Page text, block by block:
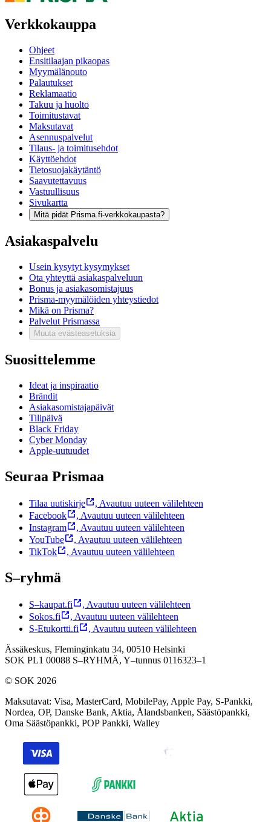
Verkkokauppa
Ohjeet
Ensitilaajan pikaopas
Myymälänouto
Palautukset
Reklamaatio
Takuu ja huolto
Toimitustavat
Maksutavat
Asennuspalvelut
Tilaus- ja toimitusehdot
Käyttöehdot
Tietosuojakäytäntö
Saavutettavuus
Vastuullisuus
Sivukartta
Mitä pidät Prisma.fi-verkkokaupasta?
Asiakaspalvelu
Usein kysytyt kysymykset
Ota yhteyttä asiakaspalveluun
Bonus ja asiakasomistajuus
Prisma-myymälöiden yhteystiedot
Mikä on Prisma?
Palvelut Prismassa
Muuta evästeasetuksia
Suosittelemme
Ideat ja inspiraatio
Brändit
Asiakasomistajapäivät
Tilipäivä
Black Friday
Cyber Monday
Apple-uutuudet
Seuraa Prismaa
Tilaa uutiskirje , Avautuu uuteen välilehteen
Facebook
, Avautuu uuteen välilehteen
Instagram
, Avautuu uuteen välilehteen
YouTube
, Avautuu uuteen välilehteen
TikTok
, Avautuu uuteen välilehteen
S–ryhmä
S–kaupat.fi , Avautuu uuteen välilehteen
Sokos.fi
, Avautuu uuteen välilehteen
S-Etukortti.fi
, Avautuu uuteen välilehteen
Ässäkeskus, Fleminginkatu 34, 00510 Helsinki
SOK PL1 00088 S–RYHMÄ, Y–tunnus 0116323–1
© SOK 2026
Maksutavat: Visa, MasterCard, MobilePay, Apple Pay, S-Pankki,
Nordea, OP, Danske Bank, Aktia, Ålandsbanken, Säästöpankki,
Oma Säästöpankki, POP Pankki, Walley